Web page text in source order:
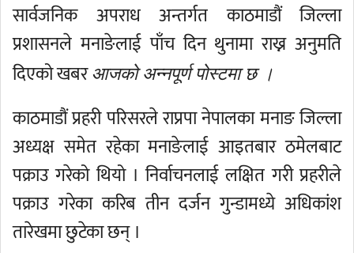
सार्वजनिक अपराध अन्तर्गत काठमाडौं जिल्ला
प्रशासनले मनाङेलाई पाँच दिन थुनामा राख्न अनुमति
दिएको खबरआजको अन्नपूर्ण पोस्टमा छ ।
काठमाडौं प्रहरी परिसरले राप्रपा नेपालका मनाङ जिल्ला
अध्यक्ष समेत रहेका मनाङेलाई आइतबार ठमेलबाट
पक्राउ गरेको थियो । निर्वाचनलाई लक्षित गरी प्रहरीले
पक्राउ गरेका करिब तीन दर्जन गुन्डामध्ये अधिकांश
तारेखमा छुटेका छन् ।